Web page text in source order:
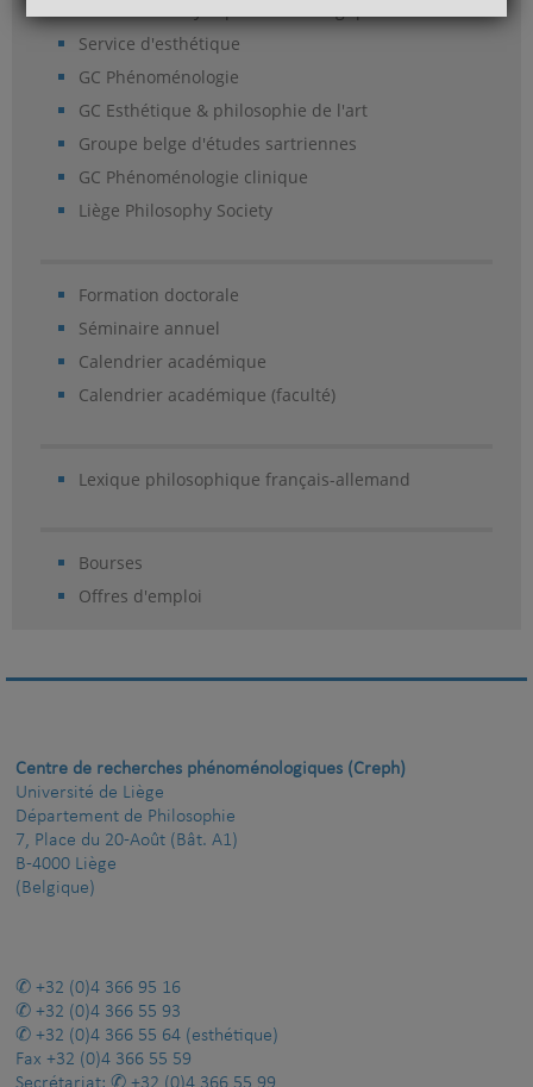
Service d'esthétique
GC Phénoménologie
GC Esthétique & philosophie de l'art
Groupe belge d'études sartriennes
GC Phénoménologie clinique
Liège Philosophy Society
Formation doctorale
Séminaire annuel
Calendrier académique
Calendrier académique (faculté)
Lexique philosophique français-allemand
Bourses
Offres d'emploi
Centre de recherches phénoménologiques (Creph)
Université de Liège
Département de Philosophie
7, Place du 20-Août (Bât. A1)
B-4000 Liège
(Belgique)
+32 (0)4 366 95 16
+32 (0)4 366 55 93
+32 (0)4 366 55 64 (esthétique)
Fax +32 (0)4 366 55 59